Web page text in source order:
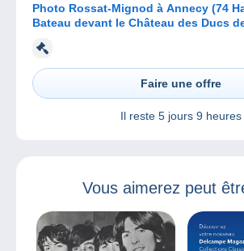
Photo Rossat-Mignod à Annecy (74
Bateau devant le Château des Ducs
Faire une offre
Il reste 5 jours 9 heures
Vous aimerez peut